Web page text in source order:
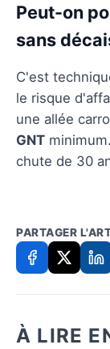
Peut-on
sans
C'est
le risque
une allée
GNT
chute de 30
PARTAGER
À LIRE